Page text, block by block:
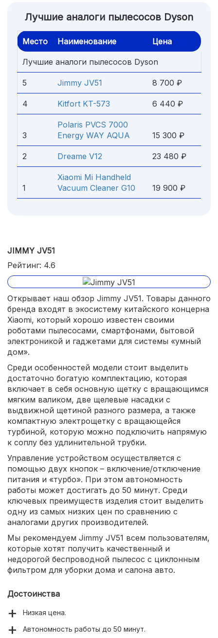
Лучшие аналоги пылесосов Dyson
Место Наименование Цена
Лучшие аналоги пылесосов Dyson
5 Jimmy JV51 8 700 ₽
4 Kitfort KT-573 6 440 ₽
3
Polaris PVCS 7000
Energy WAY AQUA
15 300 ₽
2 Dreame V12 23 480 ₽
1
Xiaomi Mi Handheld
Vacuum Cleaner G10
19 900 ₽
JIMMY JV51
Рейтинг: 4.6
Открывает наш обзор Jimmy JV51. Товары данного
бренда входят в экосистему китайского концерна
Xiaomi, который хорошо известен своими
роботами пылесосами, смартфонами, бытовой
электроникой и гаджетами для системы «умный
дом».
Среди особенностей модели стоит выделить
достаточно богатую комплектацию, которая
включает в себя основную щетку с вращающимся
мягким валиком, две щелевые насадки с
выдвижной щетиной разного размера, а также
компактную электрощетку с вращающейся
турбиной, которую можно подключить напрямую
к соплу без удлинительной трубки.
Управление устройством осуществляется с
помощью двух кнопок – включение/отключение
питания и «турбо». При этом автономность
работы может достигать до 50 минут. Среди
ключевых преимуществ изделия стоит выделить
одну из самых низких цен по сравнению с
аналогами других производителей.
Мы рекомендуем Jimmy JV51 всем пользователям,
которые хотят получить качественный и
недорогой беспроводной пылесос с циклонным
фильтром для уборки дома и салона авто.
Достоинства
Низкая цена.
Автономность работы до 50 минут.